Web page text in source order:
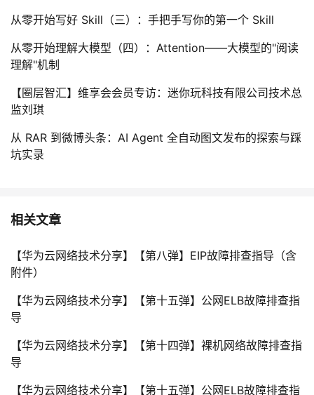
从零开始写好 Skill（三）：手把手写你的第一个 Skill
从零开始理解大模型（四）：Attention——大模型的"阅读
理解"机制
【圈层智汇】维享会会员专访：迷你玩科技有限公司技术总
监刘琪
从 RAR 到微博头条：AI Agent 全自动图文发布的探索与踩
坑实录
相关文章
【华为云网络技术分享】【第八弹】EIP故障排查指导（含
附件）
【华为云网络技术分享】【第十五弹】公网ELB故障排查指
导
【华为云网络技术分享】【第十四弹】裸机网络故障排查指
导
【华为云网络技术分享】【第十五弹】公网ELB故障排查指